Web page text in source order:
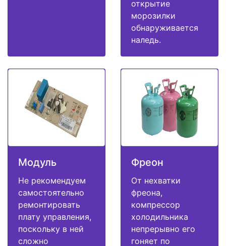
открытие
морозилки
обнаруживается
наледь.
Модуль
Не рекомендуем
самостоятельно
ремонтировать
плату управления,
поскольку в ней
сложно
Фреон
От нехватки
фреона,
компрессор
холодильника
непрерывно его
гоняет по